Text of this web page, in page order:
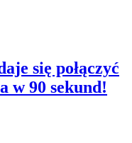
się połączyć
w 90 sekund!